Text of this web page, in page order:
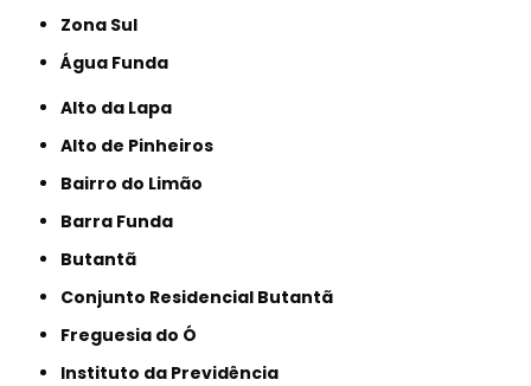
Zona Sul
Água Funda
Alto da Lapa
Alto de Pinheiros
Bairro do Limão
Barra Funda
Butantã
Conjunto Residencial Butantã
Freguesia do Ó
Instituto da Previdência